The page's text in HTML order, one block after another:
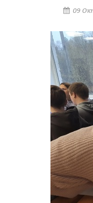
09